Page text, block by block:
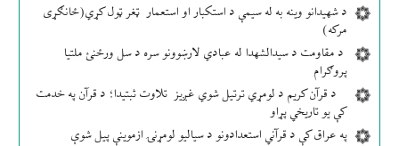
د شهیدانو وینه به له سیمې د استکبار او استعمار ټغر ټول کړي(ځانګړی
مرکه)
د مقاومت د سیدالشهدا له عبادي لارښوونو سره د سل ورځنئ ملتیا
پروګرام
د قرآن کریم د لومړي ترتیل شوي غږیز تلاوت ثبتیدا؛ د قرآن په خدمت
کې یو تاریخي پړاو
په عراق کې د قرآني استعدادونو د سیالیو لومړنۍ ازموینې پیل شوې